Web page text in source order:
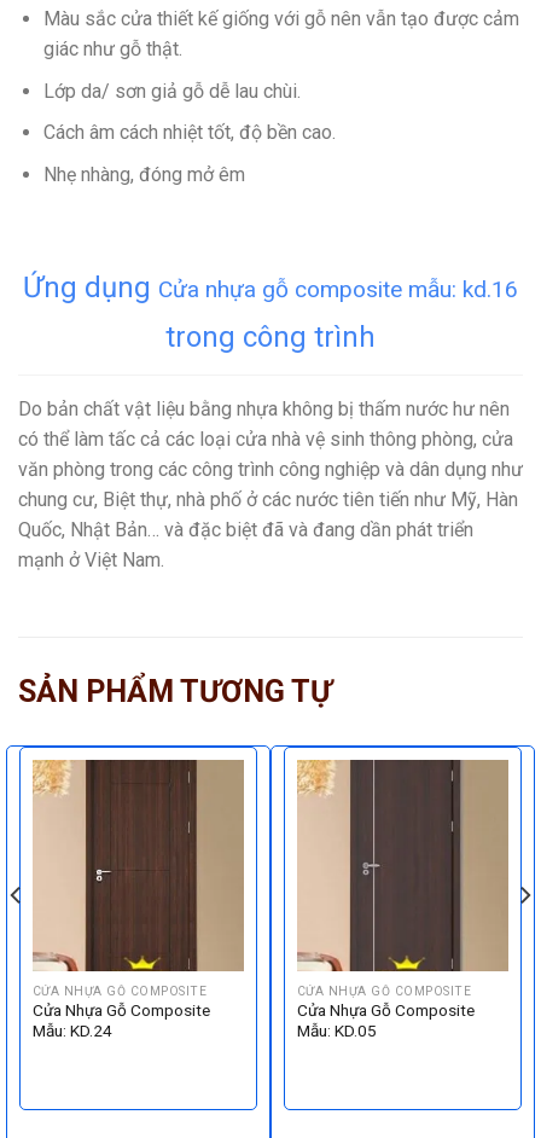
Màu sắc cửa thiết kế giống với gỗ nên vẫn tạo được cảm
giác như gỗ thật.
Lớp da/ sơn giả gỗ dễ lau chùi.
Cách âm cách nhiệt tốt, độ bền cao.
Nhẹ nhàng, đóng mở êm
Ứng dụng Cửa nhựa gỗ composite mẫu: kd.16
trong công trình
Do bản chất vật liệu bằng nhựa không bị thấm nước hư nên
có thể làm tấc cả các loại cửa nhà vệ sinh thông phòng, cửa
văn phòng trong các công trình công nghiệp và dân dụng như
chung cư, Biệt thự, nhà phố ở các nước tiên tiến như Mỹ, Hàn
Quốc, Nhật Bản… và đặc biệt đã và đang dần phát triển
mạnh ở Việt Nam.
SẢN PHẨM TƯƠNG TỰ
CỬA NHỰA GỖ COMPOSITE
Cửa Nhựa Gỗ Composite
Mẫu: KD.24
CỬA NHỰA GỖ COMPOSITE
Cửa Nhựa Gỗ Composite
Mẫu: KD.05